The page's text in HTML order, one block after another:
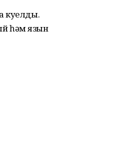
куелды.
һәм язын